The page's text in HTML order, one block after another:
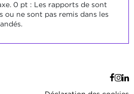
0 pt : Les rapports de sont
ou ne sont pas remis dans les